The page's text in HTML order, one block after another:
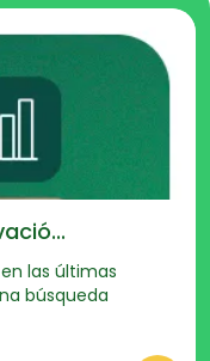
las últimas
búsqueda